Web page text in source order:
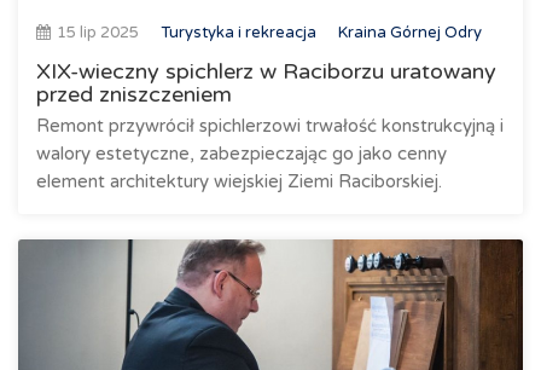
15 lip 2025 Turystyka i rekreacja Kraina Górnej Odry
XIX-wieczny spichlerz w Raciborzu uratowany
przed zniszczeniem
Remont przywrócił spichlerzowi trwałość konstrukcyjną i
walory estetyczne, zabezpieczając go jako cenny
element architektury wiejskiej Ziemi Raciborskiej.